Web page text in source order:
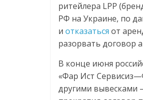
ритейлера LPP
РФ на Украине, по
и отказаться от
разорвать договор
В конце июня
«Фар Ист
другими вывесками